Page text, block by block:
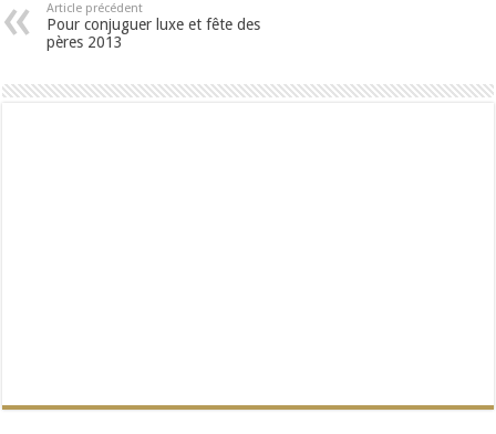
Article précédent
Pour conjuguer luxe et fête des
pères 2013